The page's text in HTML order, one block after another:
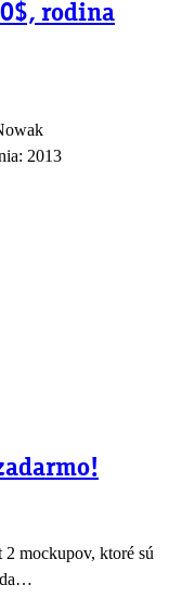
rodina
2013
2 mockupov, ktoré sú